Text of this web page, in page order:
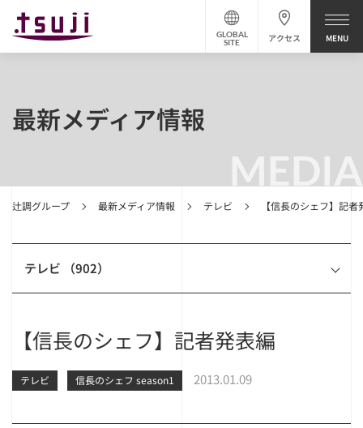
アクセス
GLOBAL
SITE
MEDIA
辻調グループ 最新メディア情報 テレビ 【信長のシェフ】記者
最新メディア情報
テレビ （902）
【信長のシェフ】記者発表編
テレビ 信長のシェフ season1 2013.01.09